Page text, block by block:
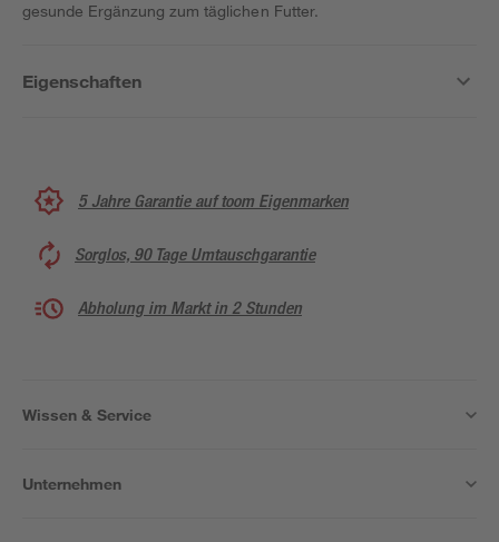
gesunde Ergänzung zum täglichen Futter.
Eigenschaften
5 Jahre Garantie auf toom Eigenmarken
Sorglos, 90 Tage Umtauschgarantie
Abholung im Markt in 2 Stunden
Wissen & Service
Unternehmen